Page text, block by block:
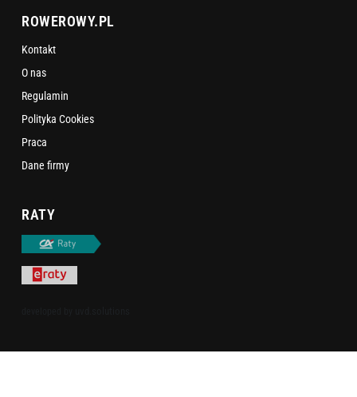
ROWEROWY.PL
Kontakt
O nas
Regulamin
Polityka Cookies
Praca
Dane firmy
RATY